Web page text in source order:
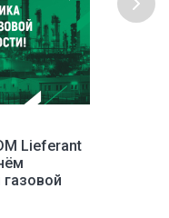
Lieferant
газовой